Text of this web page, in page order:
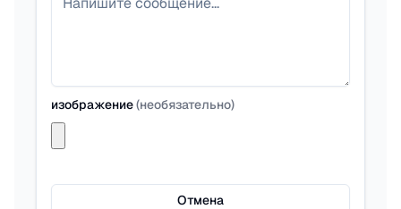
изображение(необязательно)
Отмена